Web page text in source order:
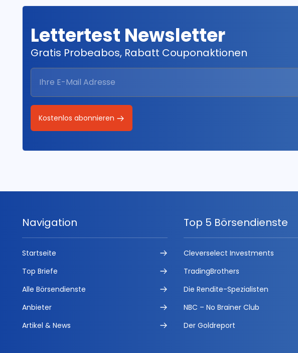
Lettertest Newsletter
Gratis Probeabos, Rabatt Couponaktionen
Kostenlos abonnieren
Navigation
Startseite
Top Briefe
Alle Börsendienste
Anbieter
Artikel & News
Top 5 Börsendienste
Cleverselect Investments
TradingBrothers
Die Rendite-Spezialisten
NBC – No Brainer Club
Der Goldreport